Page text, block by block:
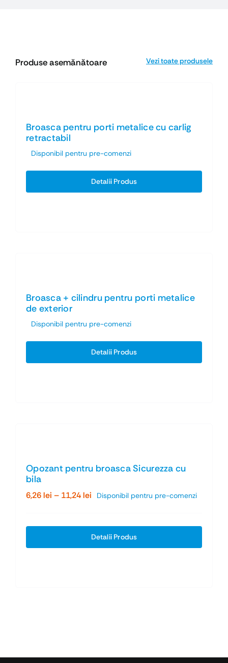
Produse asemănătoare Vezi toate produsele
Broasca pentru porti metalice cu carlig
retractabil
Disponibil pentru pre-comenzi
Detalii Produs
Broasca + cilindru pentru porti metalice
de exterior
Disponibil pentru pre-comenzi
Detalii Produs
Opozant pentru broasca Sicurezza cu
bila
6,26lei – 11,24leiInterval
6,26 lei
până
la
Disponibil pentru pre-comenzi
Detalii Produs